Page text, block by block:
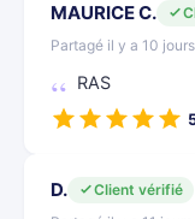
MAURICE C.
Partagé il y a 10
RAS
D.
Client vérifié